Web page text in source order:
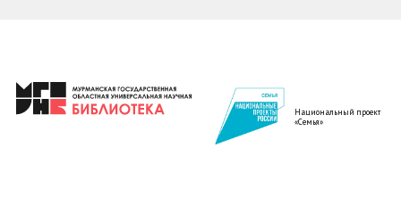
Национальный проект
«Семья»